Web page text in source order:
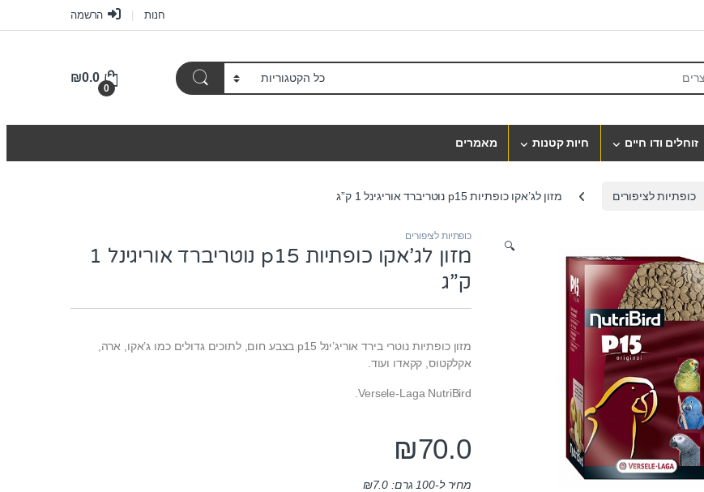
חנות הרשמה
0
₪0.0
זוחלים ודו חיים חיות קטנות מאמרים
כופתיות לציפורים מזון לג’אקו כופתיות p15 נוטריברד אוריגינל 1 ק”ג
🔍
כופתיות לציפורים
מזון לג’אקו כופתיות p15 נוטריברד אוריגינל 1
ק”ג
מזון כופתיות נוטרי בירד אוריג’ינל p15 בצבע חום, לתוכים גדולים כמו ג’אקו, ארה,
אקלקטוס, קקאדו ועוד.
Versele-Laga NutriBird.
₪70.0
מחיר ל-100 גרם: ₪7.0